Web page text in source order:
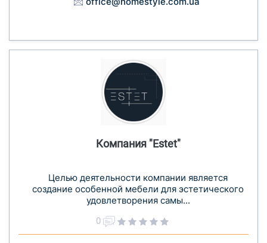
Компания "Estet"
Целью деятельности компании является
создание особенной мебели для эстетического
удовлетворения самы...
0